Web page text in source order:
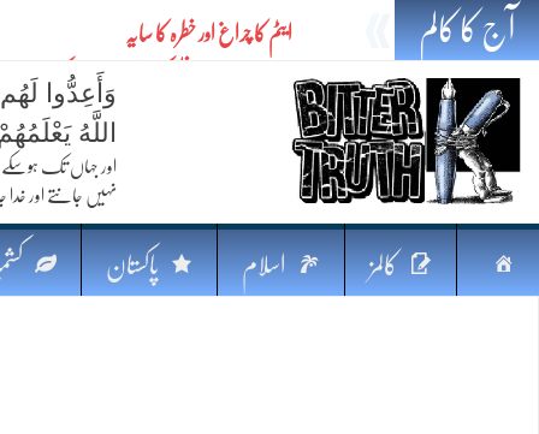
آج کا کالم ایٹم کا چراغ اور خطرہ کا سایہ
تیل،تلواراورتدبر:خلیج کی بدلتی بساط پرپاکستان
ایٹم کا نیا افق: طاقت، سیاست اور مشرقِ وسطیٰ
فکرِ اقبال اورامنِ عالم میں پاکستان کاکردار
جہاں ایک لہر دنیا بدل سکتی ہے
پردہ وبیانیہ
وَأَعِدُّوا
اللَّهُ
اور جہاں تک
نہیں جانتے اور خدا
صفحہ کالمز اسلام پاکستان